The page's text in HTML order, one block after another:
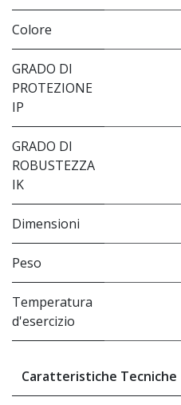
Colore
GRADO DI
PROTEZIONE
IP
GRADO DI
ROBUSTEZZA
IK
Dimensioni
Peso
Temperatura
d'esercizio
Caratteristiche Tecniche